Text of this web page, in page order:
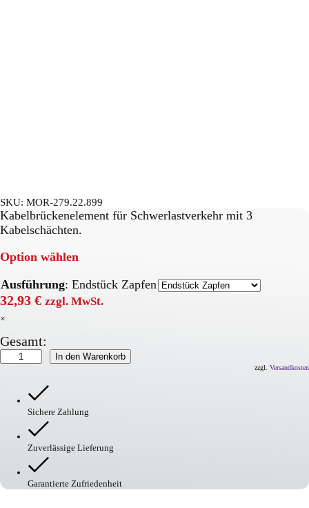
SKU: MOR-279.22.899
Kabelbrückenelement für Schwerlastverkehr mit 3
Kabelschächten.
Option wählen
Ausführung: Endstück Zapfen
32,93 € zzgl. MwSt.
×
Gesamt:
MORION
Kabelbrücke
In den Warenkorb
zzgl. Versandkosten
Sichere Zahlung
Zuverlässige Lieferung
Garantierte Zufriedenheit